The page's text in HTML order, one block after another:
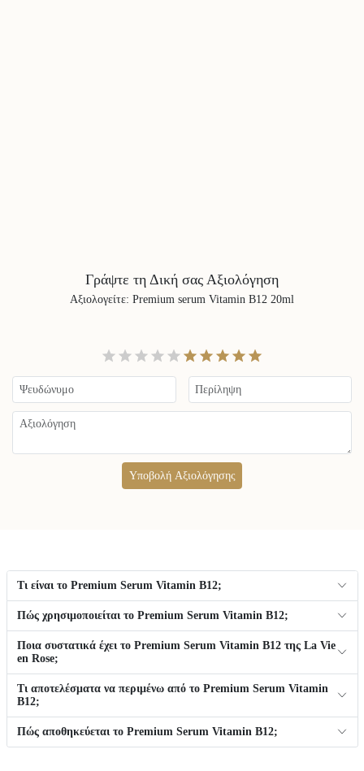
Γράψτε τη Δική σας Αξιολόγηση
Αξιολογείτε: Premium serum Vitamin B12 20ml
Υποβολή Αξιολόγησης
Τι είναι το Premium Serum Vitamin B12;
Πώς χρησιμοποιείται το Premium Serum Vitamin B12;
Ποια συστατικά έχει το Premium Serum Vitamin B12 της La Vie
en Rose;
Τι αποτελέσματα να περιμένω από το Premium Serum Vitamin
B12;
Πώς αποθηκεύεται το Premium Serum Vitamin B12;